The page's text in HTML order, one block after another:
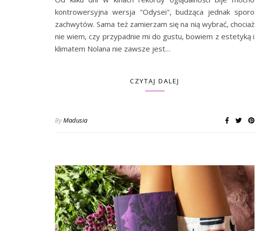
kontrowersyjna wersja "Odysei", budząca jednak sporo
zachwytów. Sama też zamierzam się na nią wybrać, chociaż
nie wiem, czy przypadnie mi do gustu, bowiem z estetyką i
klimatem Nolana nie zawsze jest…
CZYTAJ DALEJ
ByMadusia